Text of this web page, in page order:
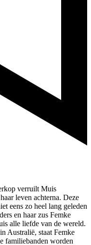
verruilt Muis
leven achterna. Deze
eens zo heel lang geleden
en haar zus Femke
alle liefde van de wereld.
Australië, staat Femke
familiebanden worden